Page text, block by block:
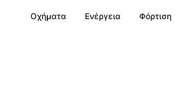
Οχήματα Ενέργεια Φόρτιση